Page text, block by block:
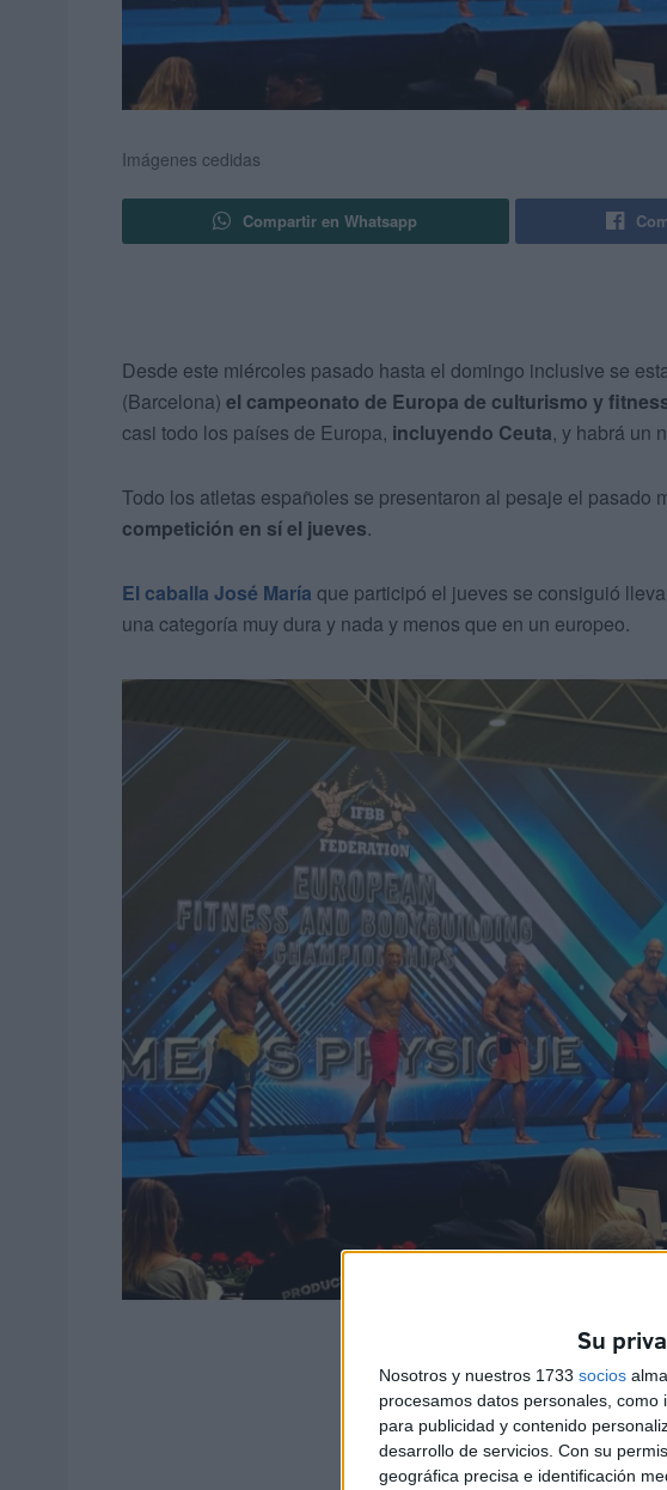
Su
Nosotros y nuestros 1733 socios
procesamos datos personales,
para publicidad y contenido
desarrollo de servicios. Con su
geográfica precisa e identificación
Imágenes cedidas
Compartir en Whatsapp
Desde este miércoles pasado hasta el domingo inclusive se
(Barcelona) el campeonato de Europa de culturismo y
casi todo los países de Europa, incluyendo Ceuta, y habrá un
Todo los atletas españoles se presentaron al pesaje el pasado
competición en sí el jueves.
El caballa José María que participó el jueves se consiguió
una categoría muy dura y nada y menos que en un europeo.